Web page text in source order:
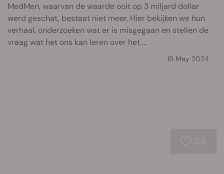
MedMen, waarvan de waarde ooit op 3 miljard dollar
werd geschat, bestaat niet meer. Hier bekijken we hun
verhaal, onderzoeken wat er is misgegaan en stellen de
vraag wat het ons kan leren over het ...
19 May 2024